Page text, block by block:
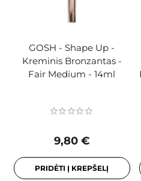
GOSH - Shape Up -
Kreminis Bronzantas -
Fair Medium - 14ml
9,80 €
PRIDĖTI Į KREPŠELĮ